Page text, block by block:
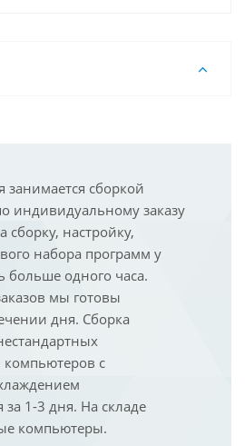
сборкой
индивидуальному заказу
сборку, настройку,
набора программ у
больше одного часа.
мы готовы
дня. Сборка
с
за 1-3 дня. На складе
компьютеры.